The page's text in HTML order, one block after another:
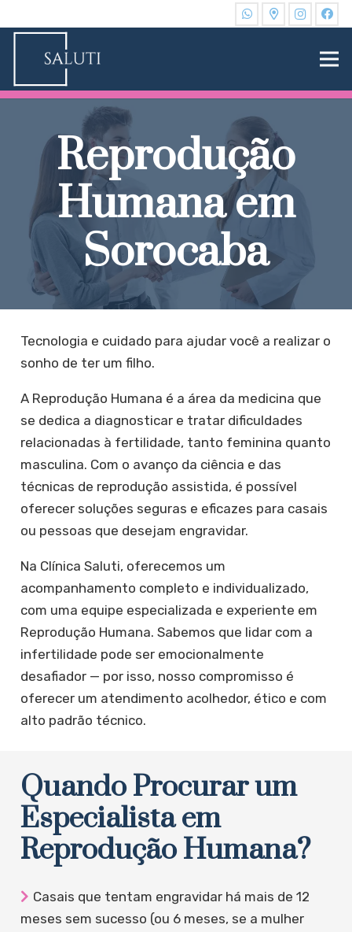
Reprodução
Humana em
Sorocaba
Tecnologia e cuidado para ajudar você a realizar o
sonho de ter um filho.
A Reprodução Humana é a área da medicina que
se dedica a diagnosticar e tratar dificuldades
relacionadas à fertilidade, tanto feminina quanto
masculina. Com o avanço da ciência e das
técnicas de reprodução assistida, é possível
oferecer soluções seguras e eficazes para casais
ou pessoas que desejam engravidar.
Na Clínica Saluti, oferecemos um
acompanhamento completo e individualizado,
com uma equipe especializada e experiente em
Reprodução Humana. Sabemos que lidar com a
infertilidade pode ser emocionalmente
desafiador — por isso, nosso compromisso é
oferecer um atendimento acolhedor, ético e com
alto padrão técnico.
Quando Procurar um
Especialista em
Reprodução Humana?
Casais que tentam engravidar há mais de 12
meses sem sucesso (ou 6 meses, se a mulher